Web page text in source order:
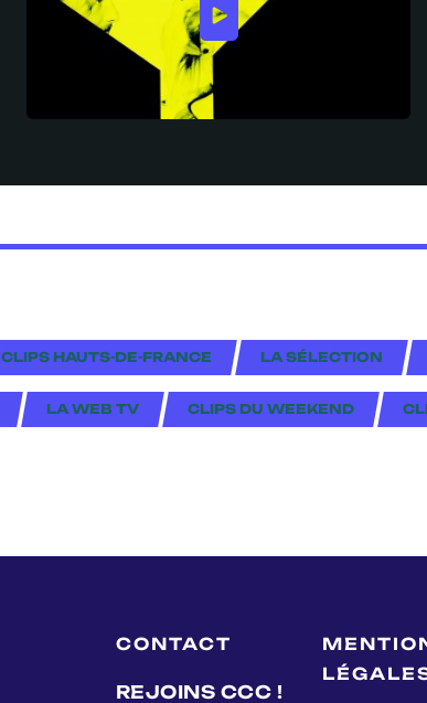
CLIPS HAUTS-DE-FRANCE LA SÉLECTION
LA WEB TV CLIPS DU WEEKEND
CONTACT
REJOINS CCC !